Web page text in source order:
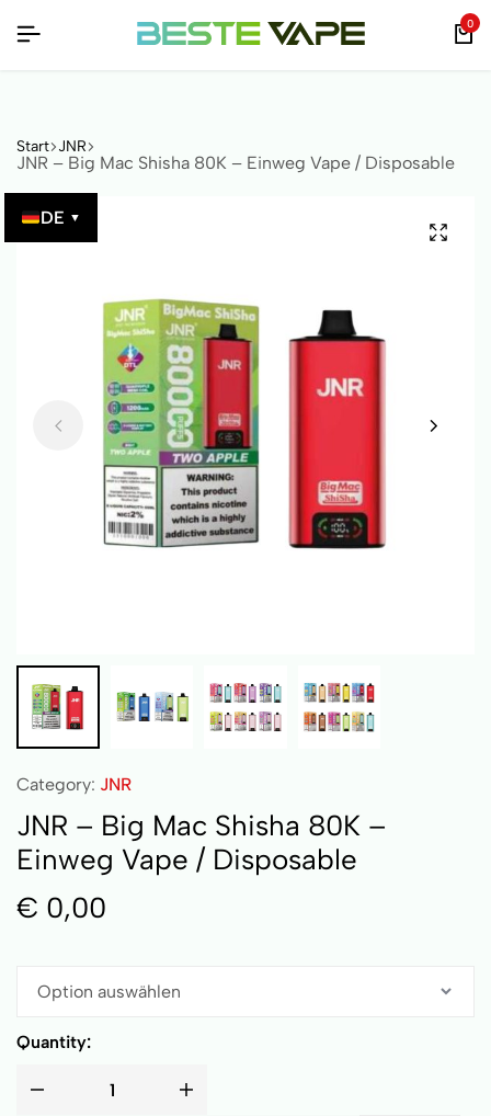
DE ▼
0
Start JNR
JNR – Big Mac Shisha 80K – Einweg Vape / Disposable
Category: JNR
JNR – Big Mac Shisha 80K –
Einweg Vape / Disposable
€ 0,00
Quantity: